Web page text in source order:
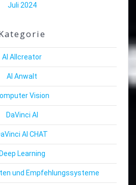
Juli 2024
AI Allcreator
AI Anwalt
Vision
DaVinci AI
AI CHAT
Deep Learning
und Empfehlungssysteme